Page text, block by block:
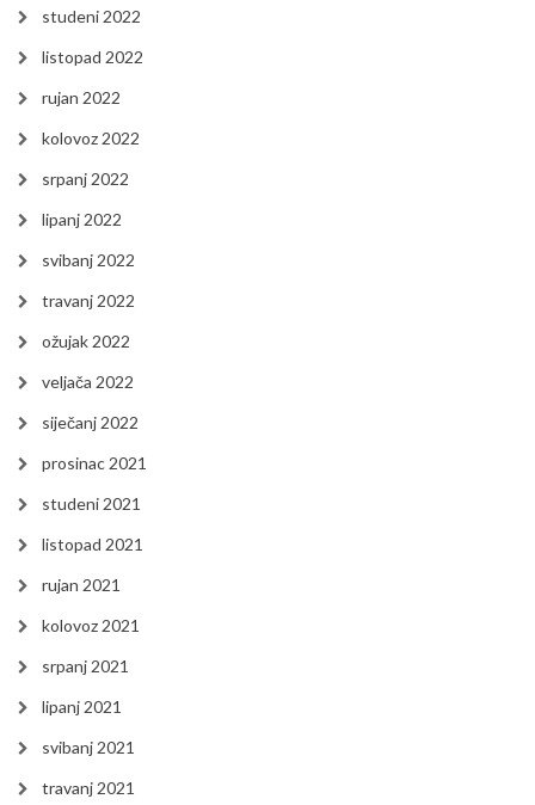
studeni 2022
listopad 2022
rujan 2022
kolovoz 2022
srpanj 2022
lipanj 2022
svibanj 2022
travanj 2022
ožujak 2022
veljača 2022
siječanj 2022
prosinac 2021
studeni 2021
listopad 2021
rujan 2021
kolovoz 2021
srpanj 2021
lipanj 2021
svibanj 2021
travanj 2021